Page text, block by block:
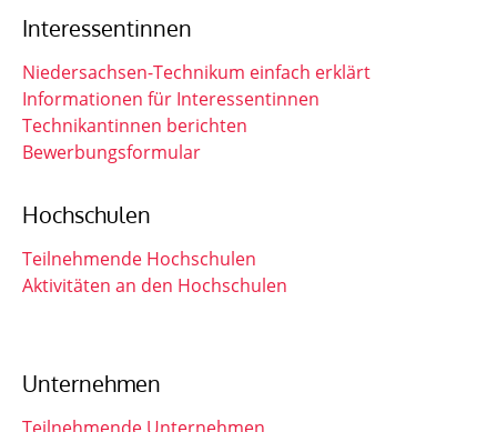
Interessentinnen
Niedersachsen-Technikum einfach erklärt
Informationen für Interessentinnen
Technikantinnen berichten
Bewerbungsformular
Hochschulen
Teilnehmende Hochschulen
Aktivitäten an den Hochschulen
Unternehmen